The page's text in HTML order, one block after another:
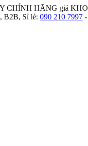
CHÍNH HÃNG giá KHO
B2B, Sỉ lẻ: 090 210 7997 -